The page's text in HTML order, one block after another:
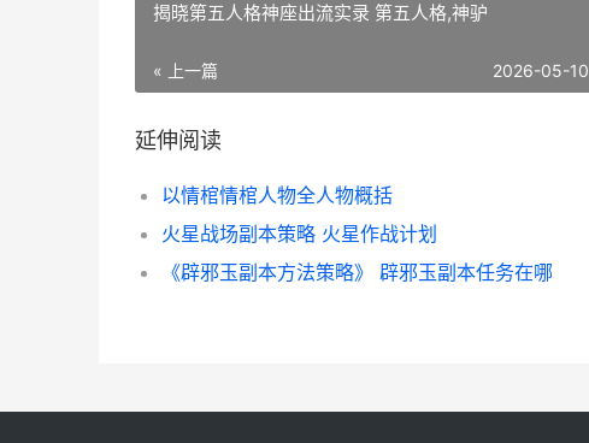
揭晓第五人格神座出流实录 第五人格,神驴
« 上一篇 2026-05-10
延伸阅读
以情棺情棺人物全人物概括
火星战场副本策略 火星作战计划
《辟邪玉副本方法策略》 辟邪玉副本任务在哪